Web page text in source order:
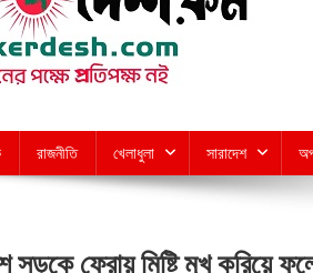
রাজনীতি খেলাধুলা সারাদেশ
সড়কে ফেরায় মিষ্টি মুখ করিয়ে